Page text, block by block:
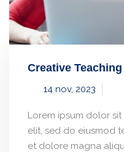
Creative
14 nov, 2023
Lorem ipsum dolor
elit, sed do eiusmod
et dolore magna